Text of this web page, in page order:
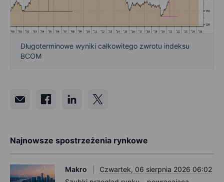
Długoterminowe wyniki całkowitego zwrotu indeksu
BCOM
Najnowsze spostrzeżenia rynkowe
Makro
Czwartek, 06 sierpnia 2026 06:02